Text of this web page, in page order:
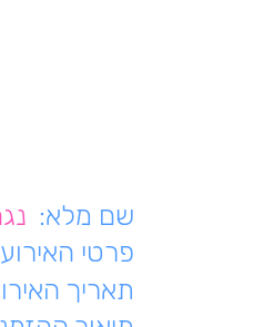
שם מלא:
פרטי
תאריך